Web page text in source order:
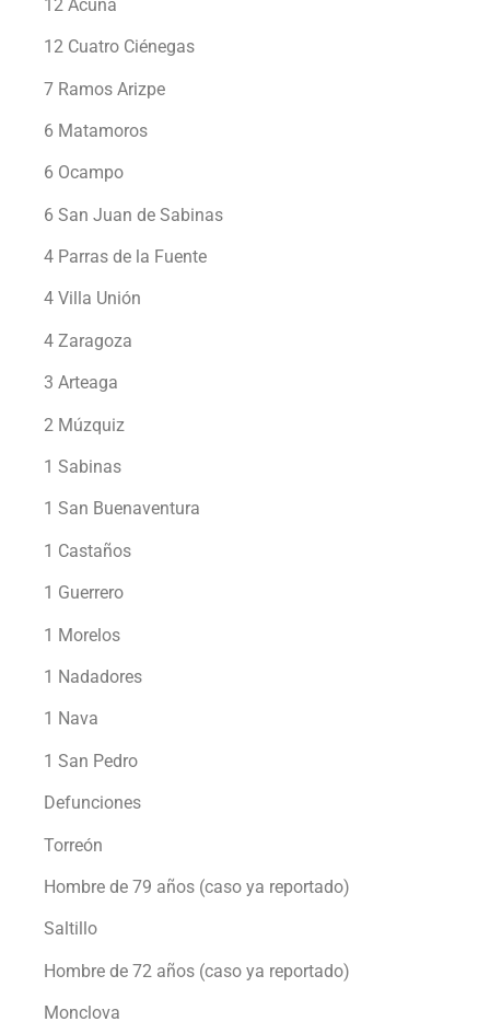
12 Acuña
12 Cuatro Ciénegas
7 Ramos Arizpe
6 Matamoros
6 Ocampo
6 San Juan de Sabinas
4 Parras de la Fuente
4 Villa Unión
4 Zaragoza
3 Arteaga
2 Múzquiz
1 Sabinas
1 San Buenaventura
1 Castaños
1 Guerrero
1 Morelos
1 Nadadores
1 Nava
1 San Pedro
Defunciones
Torreón
Hombre de 79 años (caso ya reportado)
Saltillo
Hombre de 72 años (caso ya reportado)
Monclova